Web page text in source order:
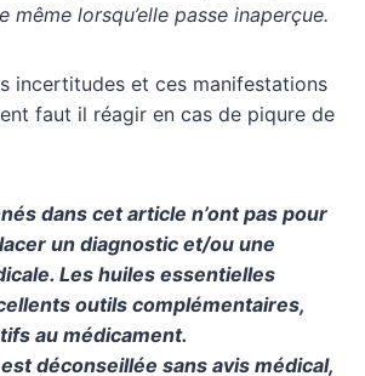
même lorsqu’elle passe inaperçue.
incertitudes et ces manifestations
faut il réagir en cas de piqure de
dans cet article n’ont pas pour
un diagnostic et/ou une
Les huiles essentielles
outils complémentaires,
au médicament.
déconseillée sans avis médical,